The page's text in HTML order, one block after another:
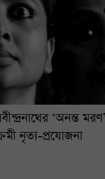
‘অনন্ত
নৃত্য-প্রযোজনা